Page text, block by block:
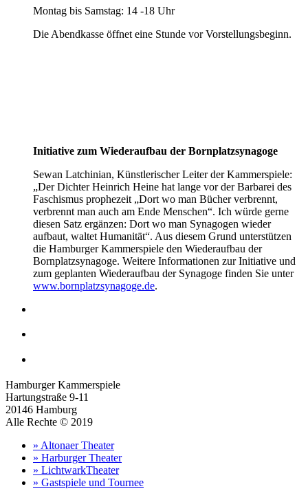
Montag bis Samstag: 14 -18 Uhr
Die Abendkasse öffnet eine Stunde vor Vorstellungsbeginn.
Initiative zum Wiederaufbau der Bornplatzsynagoge
Sewan Latchinian, Künstlerischer Leiter der Kammerspiele:
„Der Dichter Heinrich Heine hat lange vor der Barbarei des
Faschismus prophezeit „Dort wo man Bücher verbrennt,
verbrennt man auch am Ende Menschen“. Ich würde gerne
diesen Satz ergänzen: Dort wo man Synagogen wieder
aufbaut, waltet Humanität“. Aus diesem Grund unterstützen
die Hamburger Kammerspiele den Wiederaufbau der
Bornplatzsynagoge. Weitere Informationen zur Initiative und
zum geplanten Wiederaufbau der Synagoge finden Sie unter
www.bornplatzsynagoge.de.
Hamburger Kammerspiele
Hartungstraße 9-11
20146 Hamburg
Alle Rechte © 2019
» Altonaer Theater
» Harburger Theater
» LichtwarkTheater
» Gastspiele und Tournee